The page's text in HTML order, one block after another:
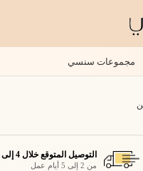
مجموعات سنسي
التوصيل المتوقع خلال 4 إلى 7 أيام عمل
من 2 إلى 5 أيام عمل